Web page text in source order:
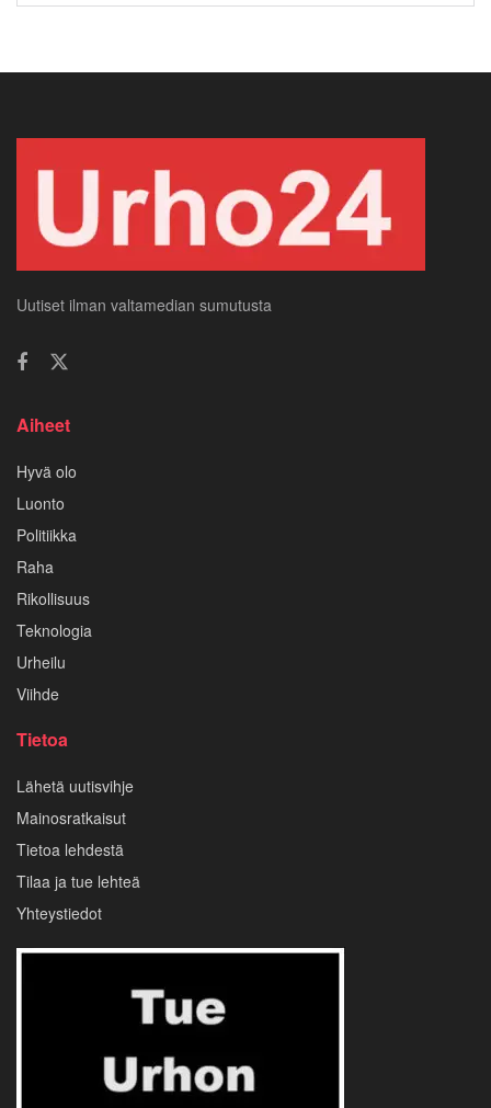
Uutiset ilman valtamedian sumutusta
Aiheet
Hyvä olo
Luonto
Politiikka
Raha
Rikollisuus
Teknologia
Urheilu
Viihde
Tietoa
Lähetä uutisvihje
Mainosratkaisut
Tietoa lehdestä
Tilaa ja tue lehteä
Yhteystiedot